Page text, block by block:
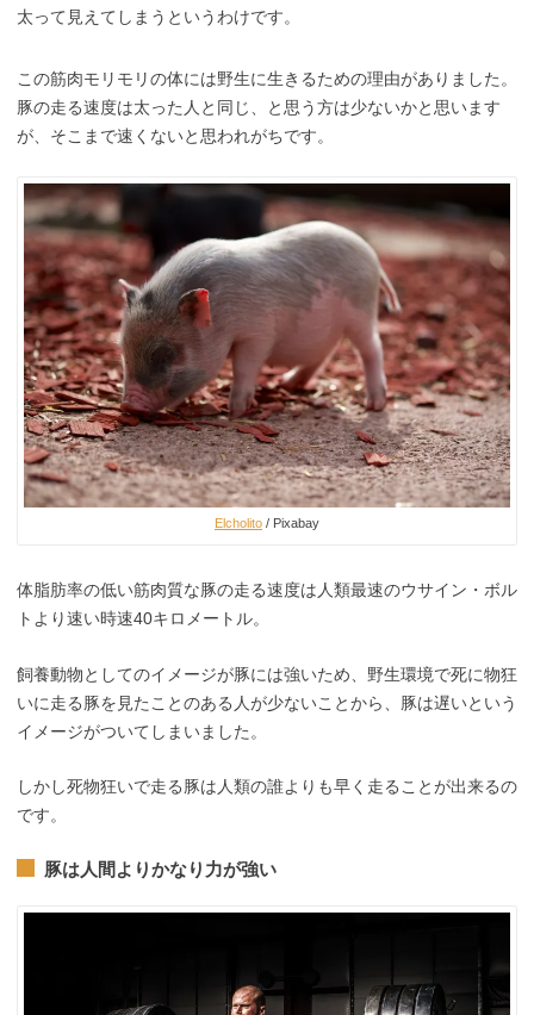
太って見えてしまうというわけです。
この筋肉モリモリの体には野生に生きるための理由がありました。
豚の走る速度は太った人と同じ、と思う方は少ないかと思います
が、そこまで速くないと思われがちです。
Elcholito / Pixabay
体脂肪率の低い筋肉質な豚の走る速度は人類最速のウサイン・ボル
トより速い時速40キロメートル。
飼養動物としてのイメージが豚には強いため、野生環境で死に物狂
いに走る豚を見たことのある人が少ないことから、豚は遅いという
イメージがついてしまいました。
しかし死物狂いで走る豚は人類の誰よりも早く走ることが出来るの
です。
豚は人間よりかなり力が強い